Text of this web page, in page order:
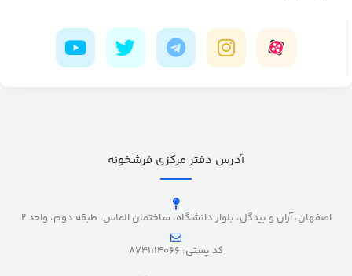
آدرس دفتر مرکزی فرشخونه
اصفهان، آران و بیدگل، بلوار دانشگاه، ساختمان الماس، طبقه دوم، واحد 2
کد پستی: 8741114066